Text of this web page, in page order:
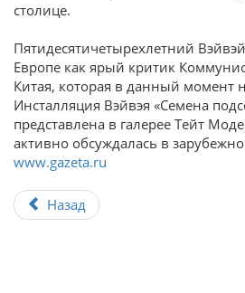
столице.
Пятидесятичетырехлетний
Европе как ярый критик
Китая, которая в данный момент
Инсталляция Вэйвэя «Семена
представлена в галерее Тейт
активно обсуждалась в
www.gazeta.ru
Назад